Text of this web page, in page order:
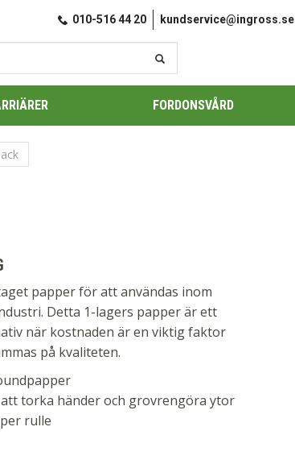
010-516 44 20 kundservice@ingross.se
FORDONSVÅRD
papper för att användas inom
Detta 1-lagers papper är ett
när kostnaden är en viktig faktor
på kvaliteten.
torka händer och grovrengöra ytor
rulle